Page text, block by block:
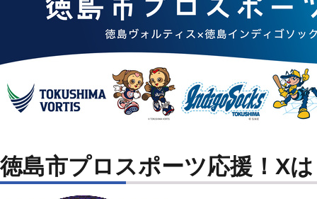
徳島市プロスポーツ応援！X